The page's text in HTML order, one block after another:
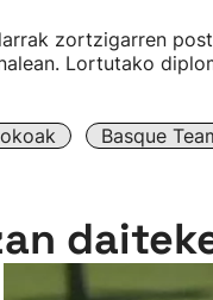
zortzigarren
Lortutako
Basque